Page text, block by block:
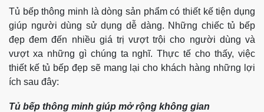
Tủ bếp thông minh là dòng sản phẩm có thiết kế tiện dụng
giúp người dùng sử dụng dễ dàng. Những chiếc tủ bếp
đẹp đem đến nhiều giá trị vượt trội cho người dùng và
vượt xa những gì chúng ta nghĩ. Thực tế cho thấy, việc
thiết kế tủ bếp đẹp sẽ mang lại cho khách hàng những lợi
ích sau đây:
Tủ bếp thông minh giúp mở rộng không gian